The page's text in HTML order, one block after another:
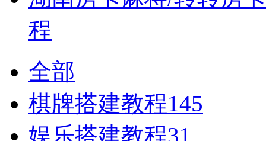
程
全部
棋牌搭建教程145
娱乐搭建教程31